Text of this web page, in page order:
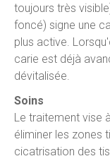
toujours très
foncé) signe une
plus active.
carie est déjà
dévitalisée.
Soins
Le traitement vise
éliminer les zones
cicatrisation des